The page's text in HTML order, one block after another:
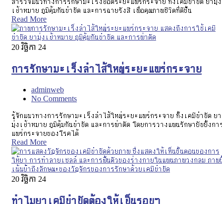
เป้าหมาย ภูมิคุ้มกันบำบัด และการฉายรังสี เพื่อคุณภาพชีวิตที่ดีขึ้น
Read More
20 វិច្ឆិកា 24
การรักษามะเร็งลำไส้ใหญ่ระยะแพร่กระจาย
adminweb
No Comments
รู้จักแนวทางการรักษามะเร็งลำไส้ใหญ่ระยะแพร่กระจาย ทั้งเคมีบำบัด ยา
มุ่งเป้าหมาย ภูมิคุ้มกันบำบัด และการผ่าตัด โดยการวางแผนรักษายับยั้งกา
แพร่กระจายของโรคได้
Read More
20 វិច្ឆិកា 24
ทำไมยาเคมีบำบัดต้องให้เป็นรอบๆ